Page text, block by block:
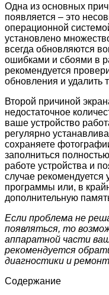
Одна из основных
появляется – это
операционной
установлено
всегда обновляются
ошибками и сбоями в
рекомендуется
обновления и
Второй причиной
недостаточное
ваше устройство
регулярно
сохраняете
заполниться
работе устройства и
случае
программы или, в
дополнительную
Если проблема не
появляться, то
аппаратной части
рекомендуется
диагностики и
Содержание